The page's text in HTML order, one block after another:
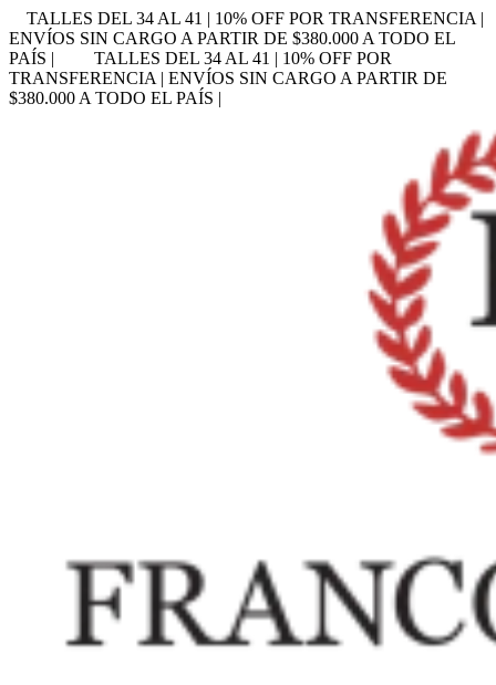
TALLES DEL 34 AL 41 | 10% OFF POR TRANSFERENCIA |
ENVÍOS SIN CARGO A PARTIR DE $380.000 A TODO EL
PAÍS |
TALLES DEL 34 AL 41 | 10% OFF POR
TRANSFERENCIA | ENVÍOS SIN CARGO A PARTIR DE
$380.000 A TODO EL PAÍS |